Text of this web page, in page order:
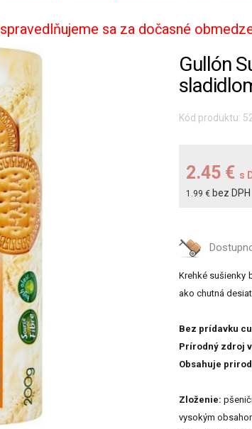
sa za dočasné
Gullón
Kód produktu:
2.45 € s
1.99 € bez DPH
Krehké sušienky
ako chutná
Bez prídavku
Prírodný zdroj
Obsahuje
Zloženie:
vysokým